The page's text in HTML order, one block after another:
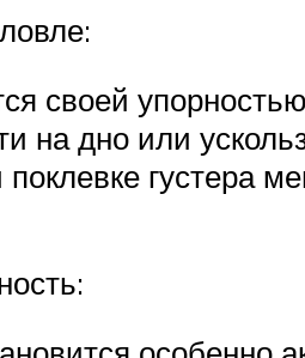
своей
на дно или
густера